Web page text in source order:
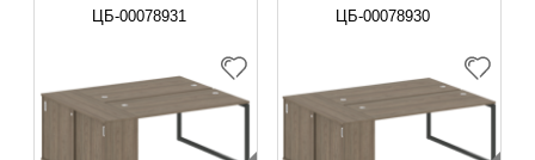
ЦБ-00078931 ЦБ-00078930